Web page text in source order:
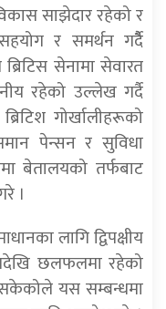
साझेदार रहेको र
र समर्थन गर्दैै
सेनामा सेवारत
रहेको उल्लेख गर्दै
गोर्खालीहरूको
पेन्सन र सुविधा
बेतालयको तर्फबाट
।
लागि द्विपक्षीय
छलफलमा रहेको
यस सम्बन्धमा